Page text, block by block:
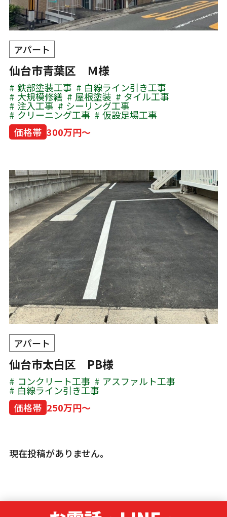
アパート
仙台市青葉区 Ｍ様
鉄部塗装工事 白線ライン引き工事
大規模修繕 屋根塗装 タイル工事
注入工事 シーリング工事
クリーニング工事
仮設足場工事
価格帯 300万円～
アパート
仙台市太白区 PB様
コンクリート工事 アスファルト工事
白線ライン引き工事
価格帯 250万円～
現在投稿がありません。